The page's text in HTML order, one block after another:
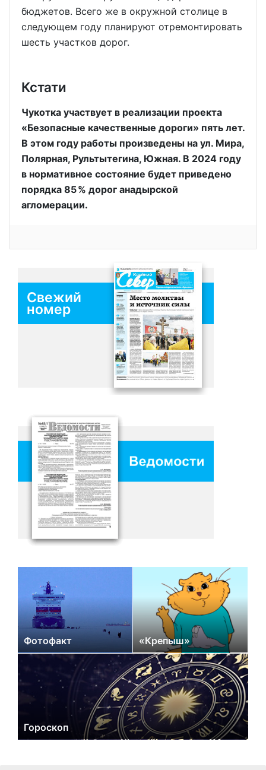
бюджетов. Всего же в окружной столице в
следующем году планируют отремонтировать
шесть участков дорог.
Кстати
Чукотка участвует в реализации проекта
«Безопасные качественные дороги» пять лет.
В этом году работы произведены на ул. Мира,
Полярная, Рультытегина, Южная. В 2024 году
в нормативное состояние будет приведено
порядка 85 % дорог анадырской
агломерации.
Свежий
номер
Фотофакт «Крепыш»
Гороскоп